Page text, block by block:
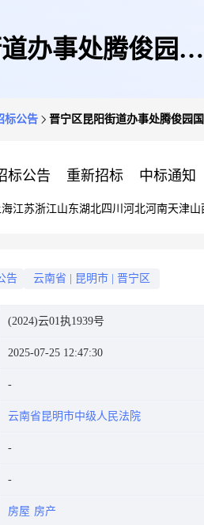
办事处腾俊园国
标公告 晋宁区昆阳街道办事处腾俊园
标公告 重新招标 中标通知
海江苏浙江山东湖北四川 河北河南天津山
告 云南省 昆明市 晋宁区
(2024)云01执1939号
2025-07-25 12:47:30
云南省昆明市中级人民法院
房屋 房产